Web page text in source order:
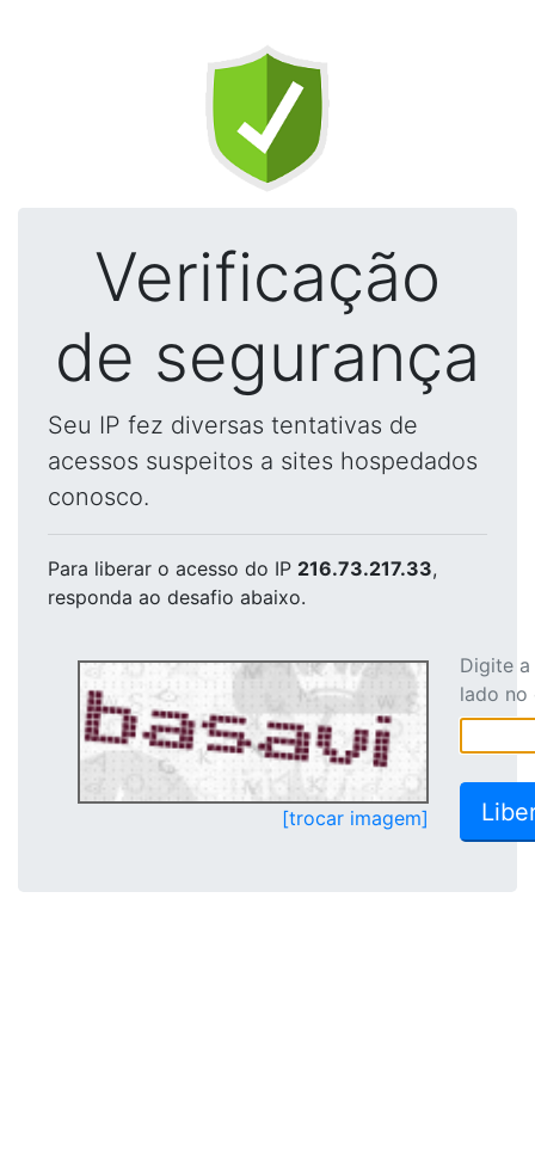
Verificação
de segurança
Seu IP fez diversas tentativas de
acessos suspeitos a sites hospedados
conosco.
Para liberar o acesso do IP 216.73.217.33,
responda ao desafio abaixo.
[trocar imagem]
Digite
lado no